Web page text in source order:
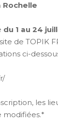
Rochelle
du 1 au 24
de TOPIK
ci-
les
modifiées.*